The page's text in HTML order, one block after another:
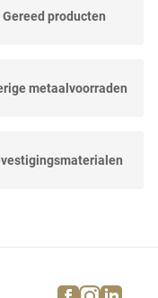
Gereed producten
metaalvoorraden
facebook